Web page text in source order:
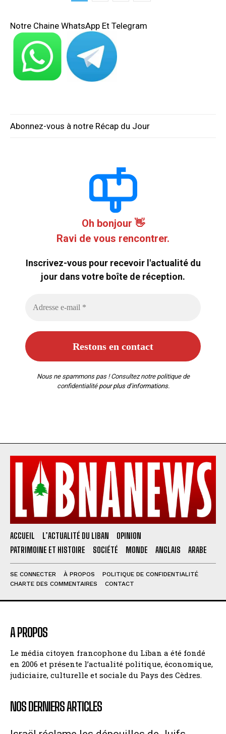
Notre Chaine WhatsApp Et Telegram
Abonnez-vous à notre Récap du Jour
Oh bonjour 👋
Ravi de vous rencontrer.
Inscrivez-vous pour recevoir l'actualité du
jour dans votre boîte de réception.
Nous ne spammons pas ! Consultez notre politique de
confidentialitépour plus d’informations.
ACCUEIL L’ACTUALITÉ DU LIBAN
OPINION
PATRIMOINE ET HISTOIRE
SOCIÉTÉ MONDE ANGLAIS ARABE
SE CONNECTER À PROPOS
POLITIQUE DE CONFIDENTIALITÉ
CHARTE DES COMMENTAIRES
CONTACT
A PROPOS
Le média citoyen francophone du Liban a été fondé
en 2006 et présente l’actualité politique, économique,
judiciaire, culturelle et sociale du Pays des Cèdres.
NOS DERNIERS ARTICLES